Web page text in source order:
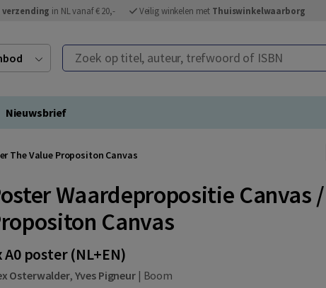
verzending in NL vanaf € 20,- Veilig winkelen met Thuiswinkelwaarborg
Zoek op titel, auteur, trefwoord of ISBN
Nieuwsbrief
The Value Propositon Canvas
Waardepropositie Canvas
Canvas
A0 poster (NL+EN)
Osterwalder, Yves Pigneur| Boom